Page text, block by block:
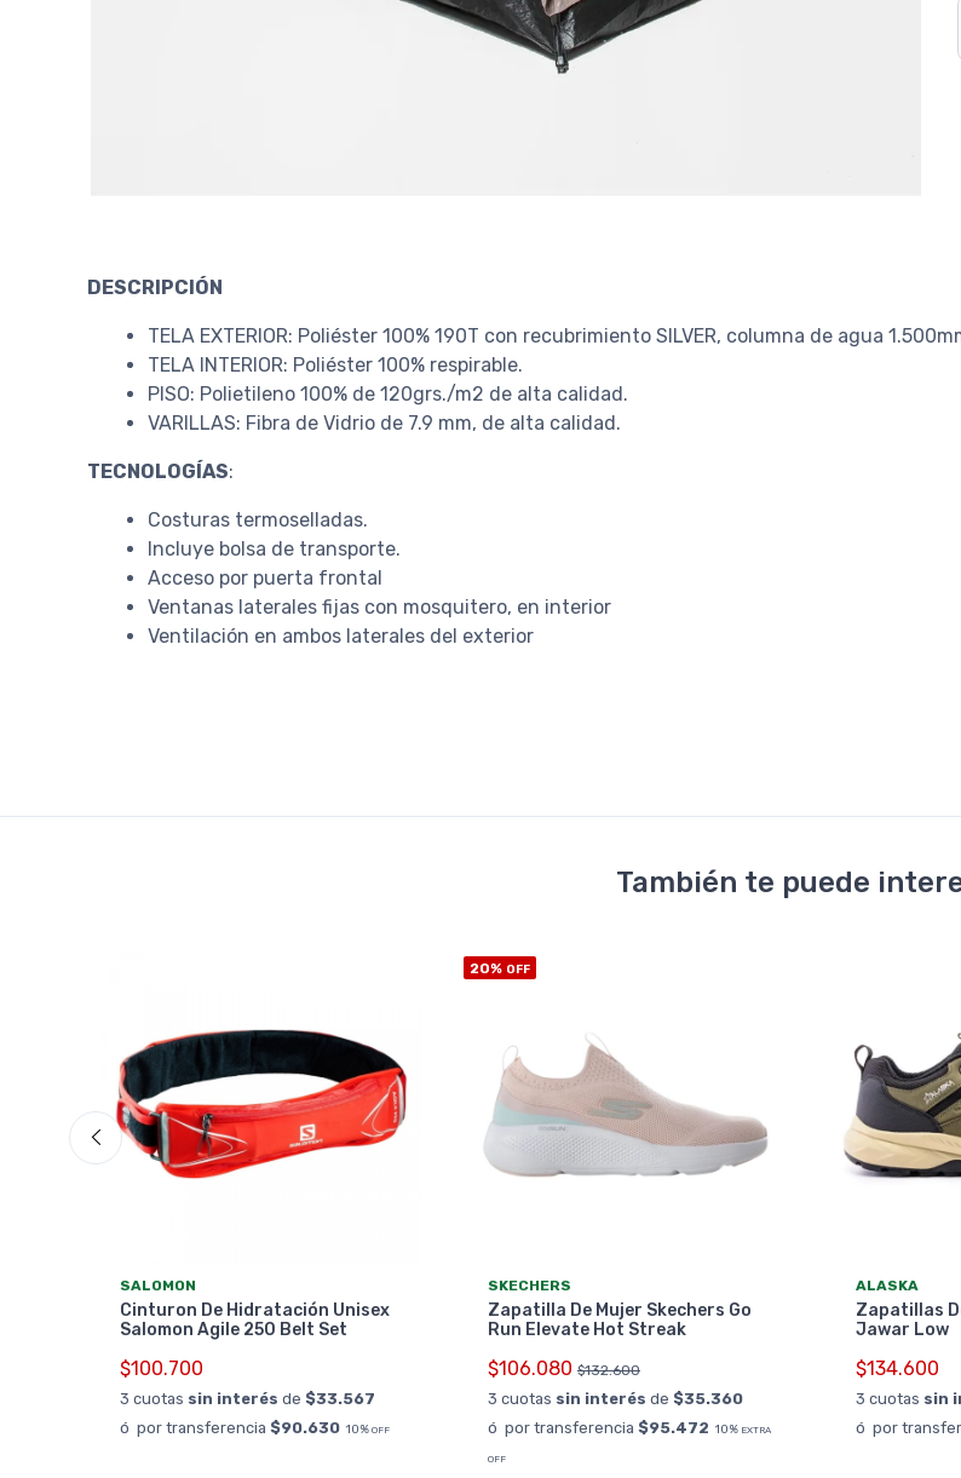
DESCRIPCIÓN
TELA EXTERIOR: Poliéster 100% 190T con recubrimiento SILVER, columna de agua
TELA INTERIOR: Poliéster 100% respirable.
PISO: Polietileno 100% de 120grs./m2 de alta calidad.
VARILLAS: Fibra de Vidrio de 7.9 mm, de alta calidad.
TECNOLOGÍAS:
Costuras termoselladas.
Incluye bolsa de transporte.
Acceso por puerta frontal
Ventanas laterales fijas con mosquitero, en interior
Ventilación en ambos laterales del exterior
También te puede
SALOMON
Cinturon De Hidratación Unisex
Salomon Agile 250 Belt Set
$100.700
3 cuotas sin interés de $33.567
ó por transferencia $90.630 10% OFF
20% OFF
SKECHERS
Zapatilla De Mujer Skechers Go
Run Elevate Hot Streak
$106.080 $132.600
3 cuotas sin interés de $35.360
ó por transferencia $95.472 10% EXTRA
OFF
ALASKA
Zapatillas
Jawar Low
$134.600
3 cuotas sin
ó por